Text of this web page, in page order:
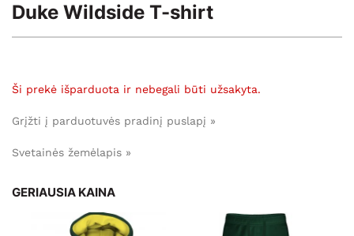
Duke Wildside T-shirt
Ši prekė išparduota ir nebegali būti užsakyta.
Grįžti į parduotuvės pradinį puslapį »
Svetainės žemėlapis »
GERIAUSIA KAINA